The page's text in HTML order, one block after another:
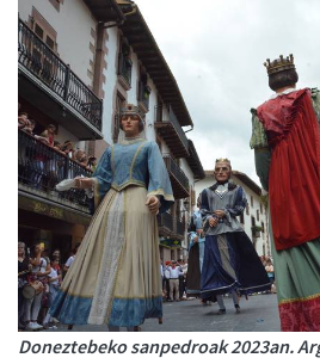
Doneztebeko sanpedroak 2023an.